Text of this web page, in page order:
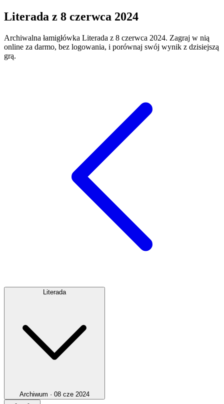
Literada z 8 czerwca 2024
Archiwalna łamigłówka Literada z 8 czerwca 2024. Zagraj w nią
online za darmo, bez logowania, i porównaj swój wynik z dzisiejszą
grą.
Literada
Archiwum · 08 cze 2024